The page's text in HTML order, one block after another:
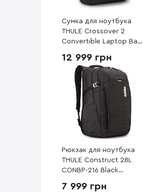
Сумка для ноутбука
THULE Crossover 2
Convertible Laptop Bag
(3205262)
12 999 грн
Рюкзак для ноутбука
THULE Construct 28L
CONBP-216 Black
7 999 грн